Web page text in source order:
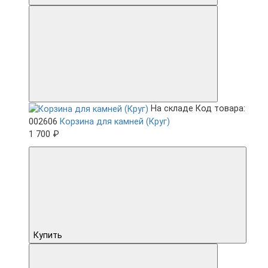
На складе Код товара:
002606 Корзина для камней (Круг)
1 700 ₽
Купить